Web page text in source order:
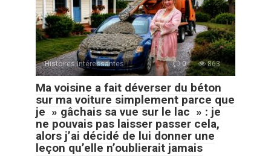
Histoires Intéressantes 0 863
Ma voisine a fait déverser du béton
sur ma voiture simplement parce que
je » gâchais sa vue sur le lac » : je
ne pouvais pas laisser passer cela,
alors j’ai décidé de lui donner une
leçon qu’elle n’oublierait jamais